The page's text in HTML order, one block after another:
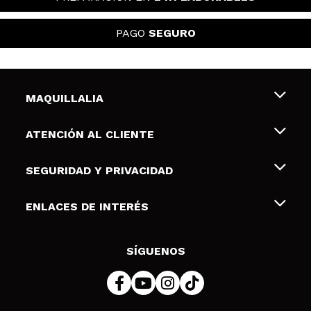
PAGO SEGURO
MAQUILLALIA
Sobre nosotros
Tarjetas de Regalo
ATENCIÓN AL CLIENTE
Envíos y devoluciones
Formas de pago
SEGURIDAD Y PRIVACIDAD
Terminos y condiciones de uso
Política de cookies
ENLACES DE INTERÉS
SÍGUENOS